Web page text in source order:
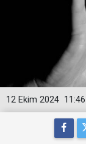
11:46
12 Ekim 2024